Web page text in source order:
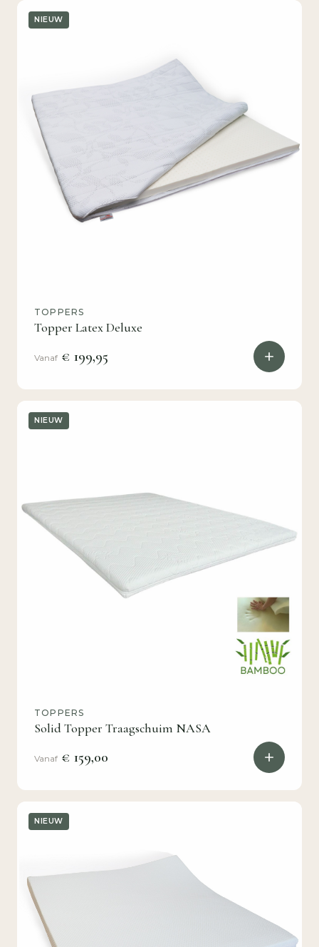
NIEUW
TOPPERS
Topper Latex Deluxe
Vanaf € 199,95
NIEUW
TOPPERS
Solid Topper Traagschuim NASA
Vanaf € 159,00
NIEUW